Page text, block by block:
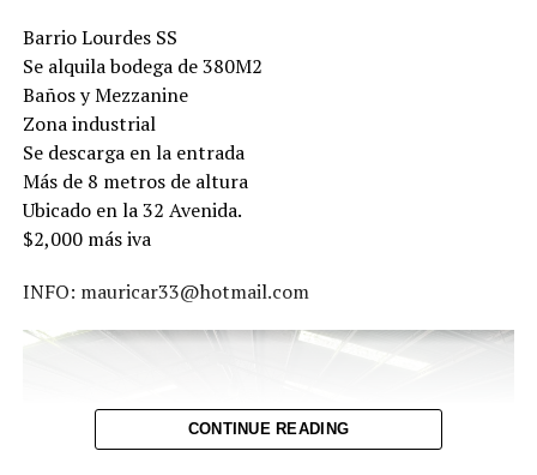
Comparte esto:
Barrio Lourdes SS
Se alquila bodega de 380M2
Baños y Mezzanine
Zona industrial
Se descarga en la entrada
Más de 8 metros de altura
Ubicado en la 32 Avenida.
$2,000 más iva
INFO: mauricar33@hotmail.com
CONTINUE READING